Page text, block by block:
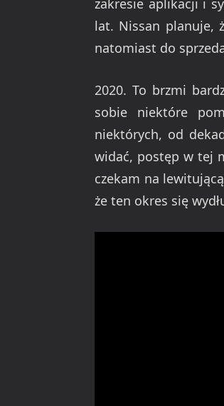
zakresie aplikacji i
lat. Nissan planuje,
natomiast do
2020. To brzmi
sobie niektóre
niektórych, od
widać, postęp w tej
czekam na
że ten okres się